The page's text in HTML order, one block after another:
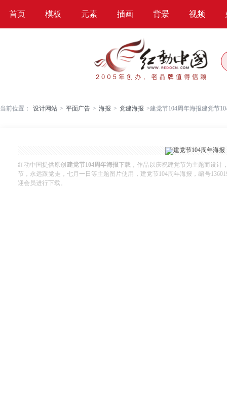
首页 模板 元素 插画 背景 视频
当前位置： 设计网站 > 平面广告 > 海报 > 党建海报 >建党节104周年海报建党节
红动中国提供原创 建党节104周年海报下载，作品以庆祝建党节为主题而设计
节，永远跟党走，七月一日等主题图片使用，建党节104周年海报，编号
迎会员进行下载。